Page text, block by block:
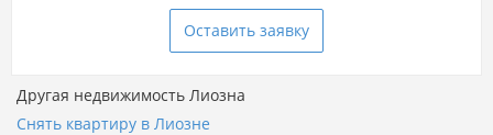
Оставить заявку
Другая недвижимость Лиозна
Снять квартиру в Лиозне